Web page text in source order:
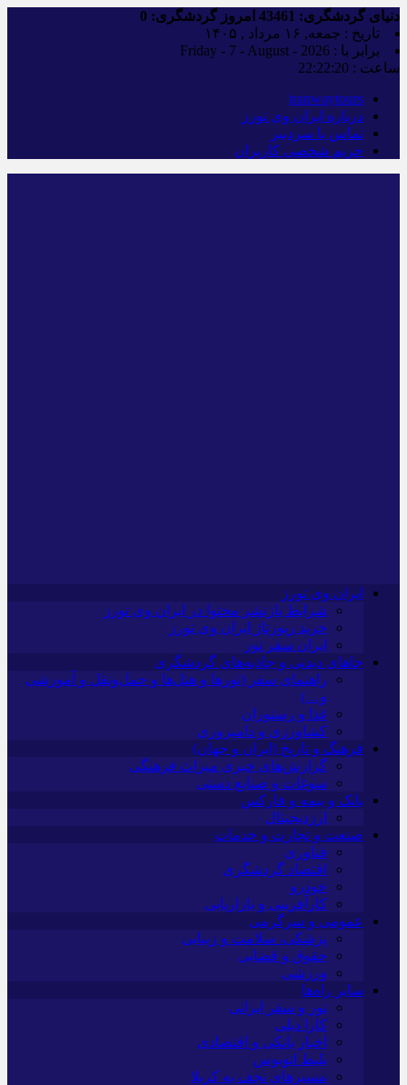
دنیای گردشگری: امروز گردشگری:
تاریخ : جمعه, ۱۶ مرداد , ۱۴۰۵
برابر با : Friday - 7 - August - 2026
ساعت : 22:22:21
iranwaytours
درباره ایران وی تورز
تماس با سردبیر
حریم شخصی کاربران
ایران وی تورز
شرایط بازنشر محتوا در ایران وی تورز
خرید رپورتاژ ایران وی تورز
ایران سفر تور
جاهای دیدنی و جاذبه‌های گردشگری
راهنمای سفر (تورها و هتل‌ها و حمل‌و‌نقل و آموزشی
و…)
غذا و رستوران
کشاورزی و دامپروری
فرهنگ و تاریخ (ایران و جهان)
گزارش‌های خبری میراث فرهنگی
سوغات و صنایع دستی
بانک و بیمه و فارکس
ارزدیجیتال
صنعت و تجارت و خدمات
فناوری
اقتصاد گردشگری
خودرو
کارآفرینی و بازاریابی
عمومی و سرگرمی
پزشکی، سلامت و زیبایی
حقوق و قضایی
ورزشی
سایر راه‌ها
تور و سفر ایرانی
کارا دیلی
اخبار بانکی و اقتصادی
بلیط اتوبوس
مسیرهای نجف به کربلا